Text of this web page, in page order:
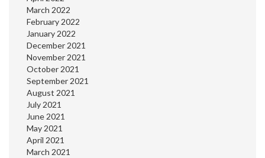
March 2022
February 2022
January 2022
December 2021
November 2021
October 2021
September 2021
August 2021
July 2021
June 2021
May 2021
April 2021
March 2021